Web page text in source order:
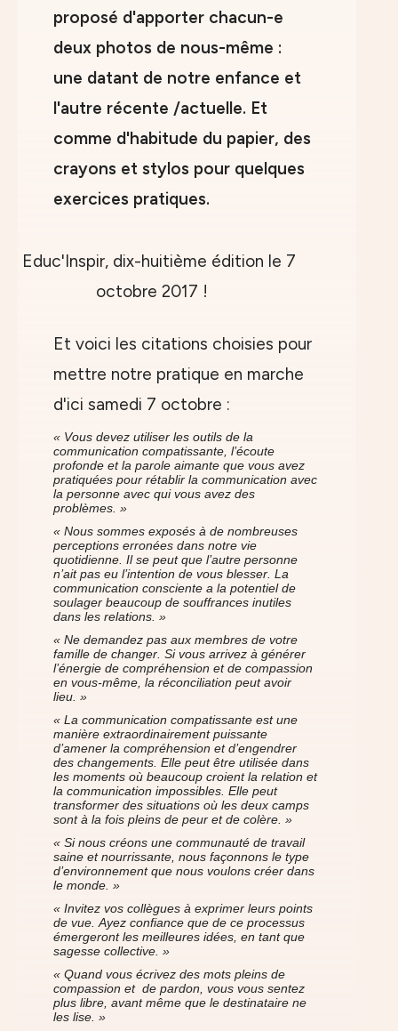
proposé d'apporter chacun-e
deux photos de nous-même :
une datant de notre enfance et
l'autre récente /actuelle. Et
comme d'habitude du papier, des
crayons et stylos pour quelques
exercices pratiques.
Et voici les citations choisies pour
mettre notre pratique en marche
d'ici samedi 7 octobre :
« Vous devez utiliser les outils de la
communication compatissante, l’écoute
profonde et la parole aimante que vous avez
pratiquées pour rétablir la communication avec
la personne avec qui vous avez des
problèmes. »
« Nous sommes exposés à de nombreuses
perceptions erronées dans notre vie
quotidienne. Il se peut que l’autre personne
n’ait pas eu l’intention de vous blesser. La
communication consciente a la potentiel de
soulager beaucoup de souffrances inutiles
dans les relations. »
« Ne demandez pas aux membres de votre
famille de changer. Si vous arrivez à générer
l’énergie de compréhension et de compassion
en vous-même, la réconciliation peut avoir
lieu. »
« La communication compatissante est une
manière extraordinairement puissante
d’amener la compréhension et d’engendrer
des changements. Elle peut être utilisée dans
les moments où beaucoup croient la relation et
la communication impossibles. Elle peut
transformer des situations où les deux camps
sont à la fois pleins de peur et de colère. »
« Si nous créons une communauté de travail
saine et nourrissante, nous façonnons le type
d’environnement que nous voulons créer dans
le monde. »
« Invitez vos collègues à exprimer leurs points
de vue. Ayez confiance que de ce processus
émergeront les meilleures idées, en tant que
sagesse collective. »
« Quand vous écrivez des mots pleins de
compassion et de pardon, vous vous sentez
plus libre, avant même que le destinataire ne
les lise. »